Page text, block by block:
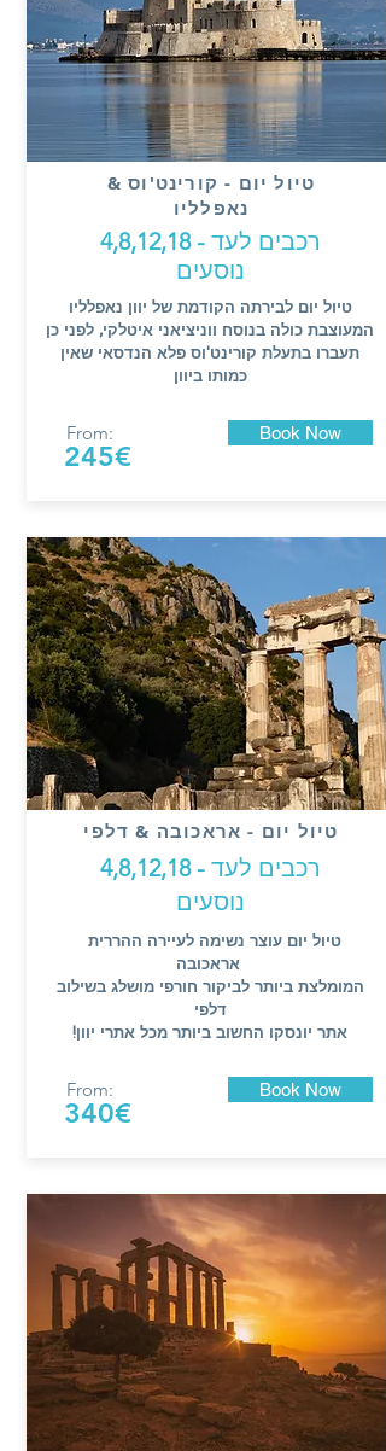
טיול יום - קורינט'וס &
נאפלליו
רכבים לעד - 4,8,12,18
נוסעים
טיול יום לבירתה הקודמת של יוון נאפלליו
המעוצבת כולה בנוסח ווניציאני איטלקי, לפני כן
תעברו בתעלת קורינט'וס פלא הנדסאי שאין
כמותו ביוון
From:
245€
Book Now
טיול יום - אראכובה & דלפי
רכבים לעד - 4,8,12,18
נוסעים
אראכובה
המומלצת ביותר לביקור חורפי מושלג בשילוב
דלפי
!אתר יונסקו החשוב ביותר מכל אתרי יוון
From:
340€
Book Now